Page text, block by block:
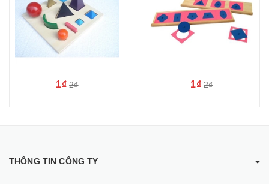
1₫ 2₫ 1₫ 2₫
THÔNG TIN CÔNG TY